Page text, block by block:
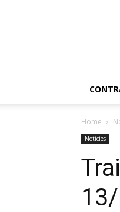
Home
Notícies